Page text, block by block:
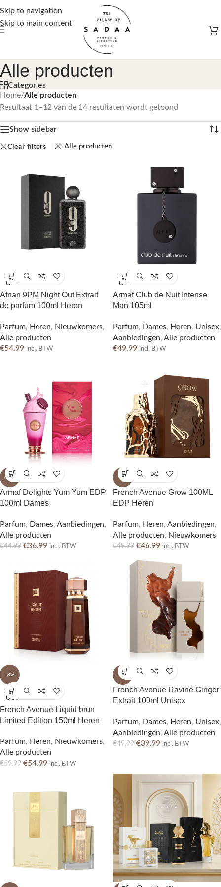
Skip to navigation
Skip to main content
Gratis verzending vanaf €50,-
Alle producten
Categories
Home/Alle producten
Resultaat 1–12 van de 14 resultaten wordt getoond
Show sidebar
Clear filters Alle producten
SOLD
OUT
Afnan 9PM Night Out Extrait
de parfum 100ml Heren
Parfum, Heren, Nieuwkomers,
Alle producten
€54.99 incl. BTW
SOLD
OUT
Armaf Club de Nuit Intense
Man 105ml
Parfum, Dames, Heren, Unisex,
Aanbiedingen, Alle producten
€49.99 incl. BTW
-18%
Armaf Delights Yum Yum EDP
100ml Dames
Parfum, Dames, Aanbiedingen,
Alle producten
€44.99 €36.99 incl. BTW
-6%
French Avenue Grow 100ML
EDP Heren
Parfum, Heren, Aanbiedingen,
Alle producten, Nieuwkomers
€49.99 €46.99 incl. BTW
-8%
SOLD
OUT
French Avenue Liquid brun
Limited Edition 150ml Heren
Parfum, Heren, Nieuwkomers,
Alle producten
€59.99 €54.99 incl. BTW
-20%
French Avenue Ravine Ginger
Extrait 100ml Unisex
Parfum, Dames, Heren, Unisex,
Aanbiedingen, Alle producten
€49.99 €39.99 incl. BTW